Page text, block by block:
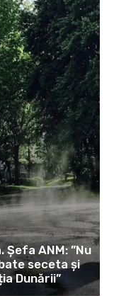
Șefa ANM: ”Nu
seceta și
Dunării”